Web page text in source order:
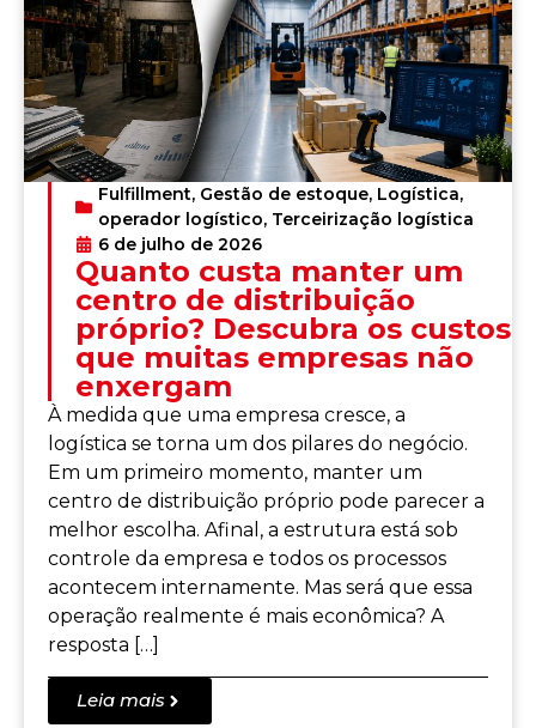
Fulfillment, Gestão de estoque, Logística,
operador logístico, Terceirização logística
6 de julho de 2026
Quanto custa manter um
centro de distribuição
próprio? Descubra os custos
que muitas empresas não
enxergam
À medida que uma empresa cresce, a
logística se torna um dos pilares do negócio.
Em um primeiro momento, manter um
centro de distribuição próprio pode parecer a
melhor escolha. Afinal, a estrutura está sob
controle da empresa e todos os processos
acontecem internamente. Mas será que essa
operação realmente é mais econômica? A
resposta […]
Leia mais